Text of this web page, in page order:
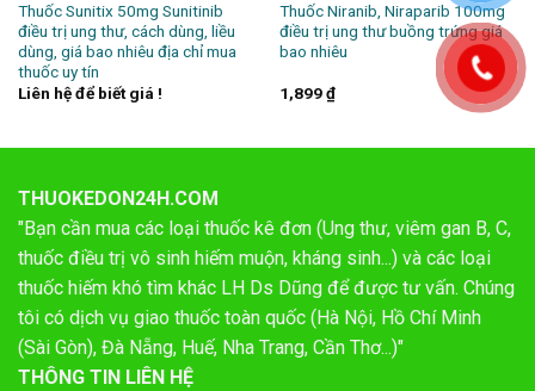
Thuốc Sunitix 50mg Sunitinib
điều trị ung thư, cách dùng, liều
dùng, giá bao nhiêu địa chỉ mua
thuốc uy tín
Liên hệ để biết giá !
Thuốc Niranib, Niraparib 100mg
điều trị ung thư buồng trứng giá
bao nhiêu
1,899₫
THUOKEDON24H.COM
"Bạn cần mua các loại thuốc kê đơn (Ung thư, viêm gan B, C,
thuốc điều trị vô sinh hiếm muộn, kháng sinh...) và các loại
thuốc hiếm khó tìm khác LH Ds Dũng để được tư vấn. Chúng
tôi có dịch vụ giao thuốc toàn quốc (Hà Nội, Hồ Chí Minh
(Sài Gòn), Đà Nẵng, Huế, Nha Trang, Cần Thơ...)"
THÔNG TIN LIÊN HỆ